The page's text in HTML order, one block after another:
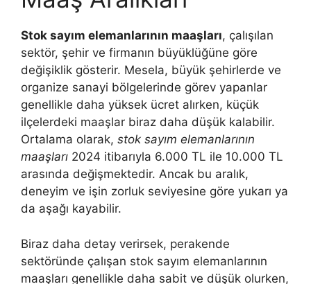
Stok sayım elemanlarının maaşları, çalışılan
sektör, şehir ve firmanın büyüklüğüne göre
değişiklik gösterir. Mesela, büyük şehirlerde ve
organize sanayi bölgelerinde görev yapanlar
genellikle daha yüksek ücret alırken, küçük
ilçelerdeki maaşlar biraz daha düşük kalabilir.
Ortalama olarak, stok sayım elemanlarının
maaşları 2024 itibarıyla 6.000 TL ile 10.000 TL
arasında değişmektedir. Ancak bu aralık,
deneyim ve işin zorluk seviyesine göre yukarı ya
da aşağı kayabilir.
Biraz daha detay verirsek, perakende
sektöründe çalışan stok sayım elemanlarının
maaşları genellikle daha sabit ve düşük olurken,